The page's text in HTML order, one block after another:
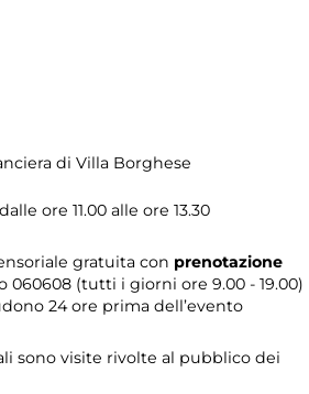
di Villa Borghese
ore 11.00 alle ore 13.30
gratuita con prenotazione
060608 (tutti i giorni ore 9.00 - 19.00)
24 ore prima dell’evento
sono visite rivolte al pubblico dei